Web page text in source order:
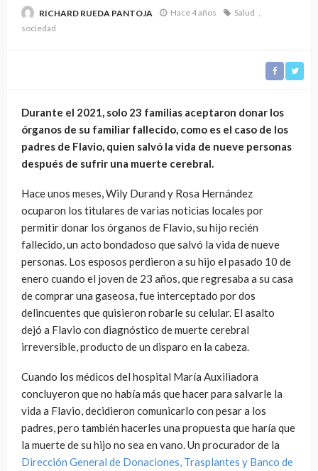
RICHARD RUEDA PANTOJA Hace 4 años
Salud
sociedad
Durante el 2021, solo 23 familias aceptaron donar los
órganos de su familiar fallecido, como es el caso de los
padres de Flavio, quien salvó la vida de nueve personas
después de sufrir una muerte cerebral.
Hace unos meses, Wily Durand y Rosa Hernández
ocuparon los titulares de varias noticias locales por
permitir donar los órganos de Flavio, su hijo recién
fallecido, un acto bondadoso que salvó la vida de nueve
personas. Los esposos perdieron a su hijo el pasado 10 de
enero cuando el joven de 23 años, que regresaba a su casa
de comprar una gaseosa, fue interceptado por dos
delincuentes que quisieron robarle su celular. El asalto
dejó a Flavio con diagnóstico de muerte cerebral
irreversible, producto de un disparo en la cabeza.
Cuando los médicos del hospital María Auxiliadora
concluyeron que no había más que hacer para salvarle la
vida a Flavio, decidieron comunicarlo con pesar a los
padres, pero también hacerles una propuesta que haría que
la muerte de su hijo no sea en vano. Un procurador de la
Dirección General de Donaciones, Trasplantes y Banco de